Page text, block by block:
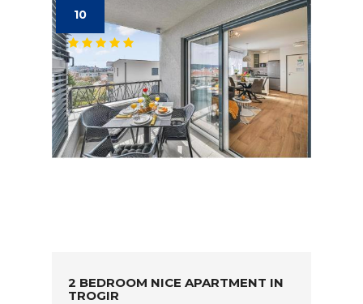
10
2 BEDROOM NICE APARTMENT IN
TROGIR